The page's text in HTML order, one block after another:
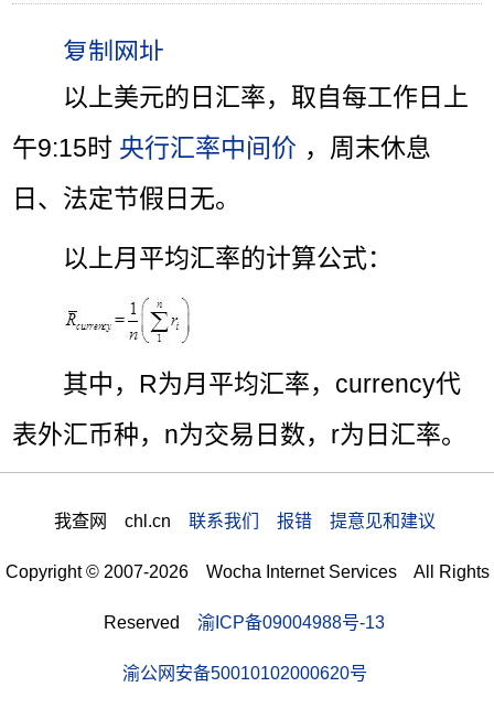
以上美元的日汇率，取自每工作日上
午9:15时 央行汇率中间价 ，周末休息
日、法定节假日无。
以上月平均汇率的计算公式：
其中，R为月平均汇率，currency代
表外汇币种，n为交易日数，r为日汇率。
我查网 chl.cn 联系我们 报错 提意见和建议
Copyright © 2007-2026 Wocha Internet Services All Rights
Reserved 渝ICP备09004988号-13
渝公网安备50010102000620号